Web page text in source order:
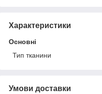
Характеристики
Основні
Тип тканини
Умови доставки